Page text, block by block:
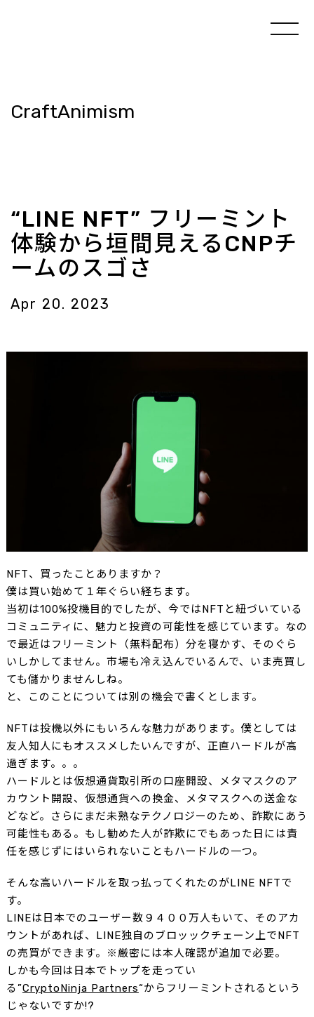
CraftAnimism
“LINE NFT” フリーミント
体験から垣間見えるCNPチ
ームのスゴさ
Apr 20. 2023
NFT、買ったことありますか？
僕は買い始めて１年ぐらい経ちます。
当初は100%投機目的でしたが、今ではNFTと紐づいている
コミュニティに、魅力と投資の可能性を感じています。なの
で最近はフリーミント（無料配布）分を寝かす、そのぐら
いしかしてません。市場も冷え込んでいるんで、いま売買し
ても儲かりませんしね。
と、このことについては別の機会で書くとします。
NFTは投機以外にもいろんな魅力があります。僕としては
友人知人にもオススメしたいんですが、正直ハードルが高
過ぎます。。。
ハードルとは仮想通貨取引所の口座開設、メタマスクのア
カウント開設、仮想通貨への換金、メタマスクへの送金な
どなど。さらにまだ未熟なテクノロジーのため、詐欺にあう
可能性もある。もし勧めた人が詐欺にでもあった日には責
任を感じずにはいられないこともハードルの一つ。
そんな高いハードルを取っ払ってくれたのがLINE NFTで
す。
LINEは日本でのユーザー数９４００万人もいて、そのアカ
ウントがあれば、LINE独自のブロッックチェーン上でNFT
の売買ができます。※厳密には本人確認が追加で必要。
しかも今回は日本でトップを走ってい
る”CryptoNinja Partners“からフリーミントされるという
じゃないですか!?